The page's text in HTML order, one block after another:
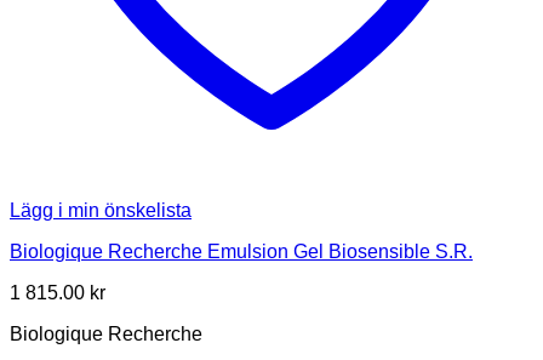
Lägg i min önskelista
Biologique Recherche Emulsion Gel Biosensible S.R.
1 815.00 kr
Biologique Recherche